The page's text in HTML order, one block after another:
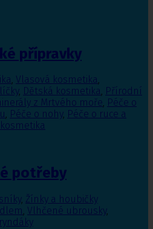
přípravky
, Vlasová kosmetika,
, Dětská kosmetika, Přírodní
z Mrtvého moře, Péče o
, Péče o nohy, Péče o ruce a
potřeby
, Žínky a houbičky
, Vlhčené ubrousky,